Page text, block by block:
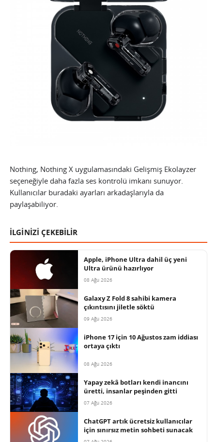
Nothing, Nothing X uygulamasındaki Gelişmiş Ekolayzer
seçeneğiyle daha fazla ses kontrolü imkanı sunuyor.
Kullanıcılar buradaki ayarları arkadaşlarıyla da
paylaşabiliyor.
İLGİNİZİ ÇEKEBİLİR
Apple, iPhone Ultra dahil üç yeni
Ultra ürünü hazırlıyor
08 Ağu 2026
Galaxy Z Fold 8 sahibi kamera
çıkıntısını jiletle söktü
09 Ağu 2026
iPhone 17 için 10 Ağustos zam iddiası
ortaya çıktı
08 Ağu 2026
Yapay zekâ botları kendi inancını
üretti, insanlar peşinden gitti
07 Ağu 2026
ChatGPT artık ücretsiz kullanıcılar
için sınırsız metin sohbeti sunacak